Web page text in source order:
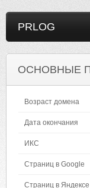
PRLOG
ОСНОВНЫЕ
Возраст домена
Дата окончания
ИКС
Страниц в Google
Страниц в Яндексе